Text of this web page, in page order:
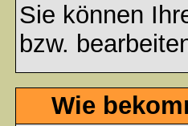
Sie können
bzw.
Wie